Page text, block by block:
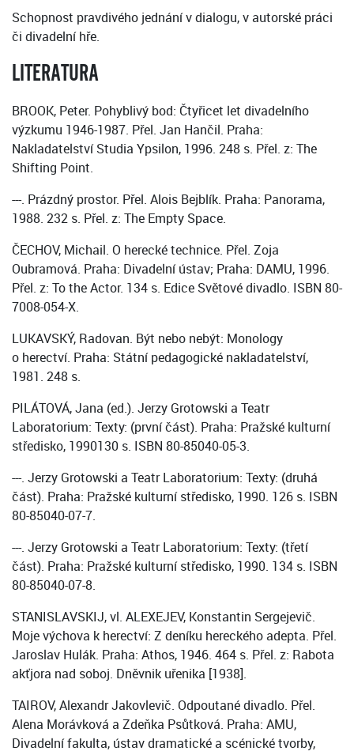
Schopnost pravdivého jednání v dialogu, v autorské práci
či divadelní hře.
LITERATURA
BROOK, Peter. Pohyblivý bod: Čtyřicet let divadelního
výzkumu 1946-1987. Přel. Jan Hančil. Praha:
Nakladatelství Studia Ypsilon, 1996. 248 s. Přel. z: The
Shifting Point.
---. Prázdný prostor. Přel. Alois Bejblík. Praha: Panorama,
1988. 232 s. Přel. z: The Empty Space.
ČECHOV, Michail. O herecké technice. Přel. Zoja
Oubramová. Praha: Divadelní ústav; Praha: DAMU, 1996.
Přel. z: To the Actor. 134 s. Edice Světové divadlo. ISBN 80-
7008-054-X.
LUKAVSKÝ, Radovan. Být nebo nebýt: Monology
o herectví. Praha: Státní pedagogické nakladatelství,
1981. 248 s.
PILÁTOVÁ, Jana (ed.). Jerzy Grotowski a Teatr
Laboratorium: Texty: (první část). Praha: Pražské kulturní
středisko, 1990130 s. ISBN 80-85040-05-3.
---. Jerzy Grotowski a Teatr Laboratorium: Texty: (druhá
část). Praha: Pražské kulturní středisko, 1990. 126 s. ISBN
80-85040-07-7.
---. Jerzy Grotowski a Teatr Laboratorium: Texty: (třetí
část). Praha: Pražské kulturní středisko, 1990. 134 s. ISBN
80-85040-07-8.
STANISLAVSKIJ, vl. ALEXEJEV, Konstantin Sergejevič.
Moje výchova k herectví: Z deníku hereckého adepta. Přel.
Jaroslav Hulák. Praha: Athos, 1946. 464 s. Přel. z: Rabota
akťjora nad soboj. Dněvnik uřenika [1938].
TAIROV, Alexandr Jakovlevič. Odpoutané divadlo. Přel.
Alena Morávková a Zdeňka Psůtková. Praha: AMU,
Divadelní fakulta, ústav dramatické a scénické tvorby,